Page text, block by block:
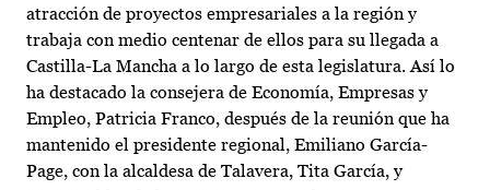
atracción de proyectos empresariales a la región y
trabaja con medio centenar de ellos para su llegada a
Castilla-La Mancha a lo largo de esta legislatura. Así lo
ha destacado la consejera de Economía, Empresas y
Empleo, Patricia Franco, después de la reunión que ha
mantenido el presidente regional, Emiliano García-
Page, con la alcaldesa de Talavera, Tita García, y